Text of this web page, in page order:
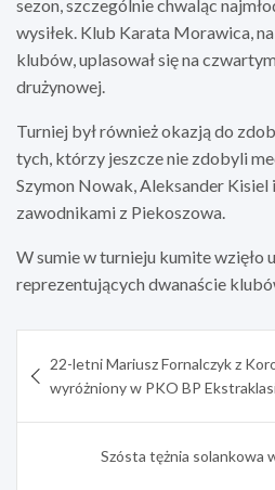
sezon, szczególnie chwaląc
wysiłek. Klub Karata Morawica,
klubów, uplasował się na
drużynowej.
Turniej był również okazją do
tych, którzy jeszcze nie zdobyli
Szymon Nowak, Aleksander Kisiel
zawodnikami z Piekoszowa.
W sumie w turnieju kumite wzięło
reprezentujących dwanaście
wpisu
22-letni Mariusz Fornalczyk z
wyróżniony w PKO BP
Szósta tężnia solankowa